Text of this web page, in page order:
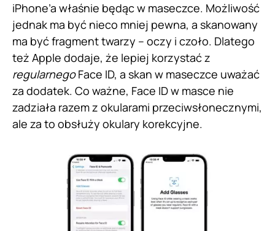
iPhone’a właśnie będąc w maseczce. Możliwość
jednak ma być nieco mniej pewna, a skanowany
ma być fragment twarzy – oczy i czoło. Dlatego
też Apple dodaje, że lepiej korzystać z
regularnegoFace ID, a skan w maseczce uważać
za dodatek. Co ważne, Face ID w masce nie
zadziała razem z okularami przeciwsłonecznymi,
ale za to obsłuży okulary korekcyjne.